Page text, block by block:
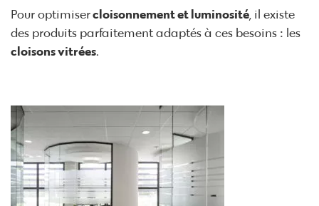
Pour optimisercloisonnement et luminosité , il existe
des produits parfaitement adaptés à ces besoins : les
cloisons vitrées.